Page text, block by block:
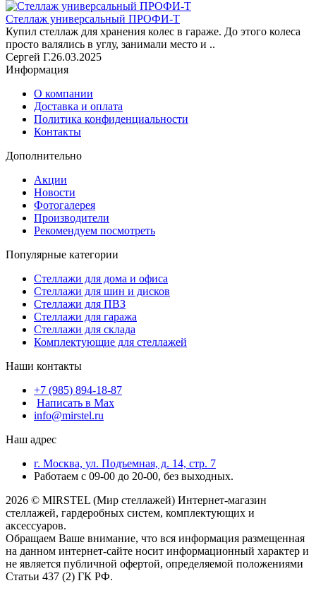
Стеллаж универсальный ПРОФИ-Т
Купил стеллаж для хранения колес в гараже. До этого колеса
просто валялись в углу, занимали место и ..
Сергей Г.26.03.2025
Информация
О компании
Доставка и оплата
Политика конфиденциальности
Контакты
Дополнительно
Акции
Новости
Фотогалерея
Производители
Рекомендуем посмотреть
Популярные категории
Стеллажи для дома и офиса
Стеллажи для шин и дисков
Стеллажи для ПВЗ
Стеллажи для гаража
Стеллажи для склада
Комплектующие для стеллажей
Наши контакты
+7 (985) 894-18-87
Написать в Max
info@mirstel.ru
Наш адрес
г. Москва, ул. Подъемная, д. 14, стр. 7
Работаем с 09-00 до 20-00, без выходных.
2026 © MIRSTEL (Мир стеллажей) Интернет-магазин
стеллажей, гардеробных систем, комплектующих и
аксессуаров.
Обращаем Ваше внимание, что вся информация размещенная
на данном интернет-сайте носит информационный характер и
не является публичной офертой, определяемой положениями
Статьи 437 (2) ГК РФ.